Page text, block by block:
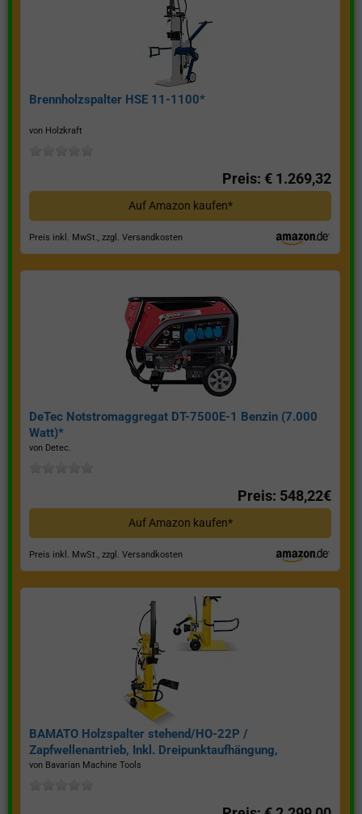
Brennholzspalter HSE 11-1100*
von Holzkraft
Preis: € 1.269,32
Auf Amazon kaufen*
Preis inkl. MwSt., zzgl. Versandkosten
DeTec Notstromaggregat DT-7500E-1 Benzin (7.000
Watt)*
von Detec.
Preis: 548,22€
Auf Amazon kaufen*
Preis inkl. MwSt., zzgl. Versandkosten
BAMATO Holzspalter stehend/HO-22P /
Zapfwellenantrieb, Inkl. Dreipunktaufhängung,
Spaltkraft 22 Tonnen*
von Bavarian Machine Tools